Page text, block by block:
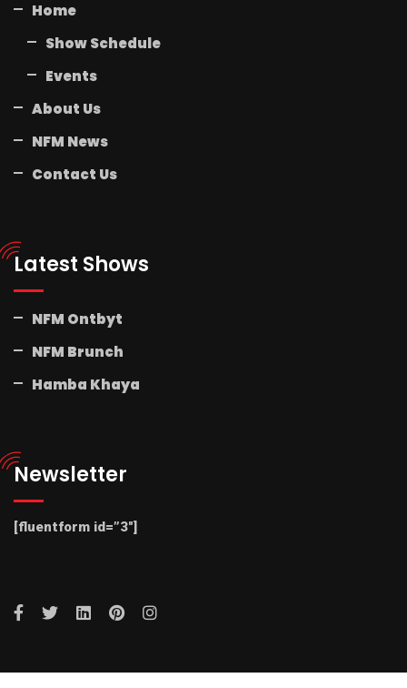
Home
Show Schedule
Events
About Us
NFM News
Contact Us
Latest Shows
NFM Ontbyt
NFM Brunch
Hamba Khaya
Newsletter
[fluentform id=”3″]